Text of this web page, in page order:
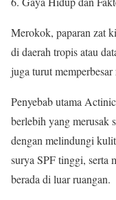
Merokok, paparan zat
di daerah tropis atau
juga turut
Penyebab utama
berlebih yang merusak
dengan melindungi
surya SPF tinggi, serta
berada di luar ruangan.